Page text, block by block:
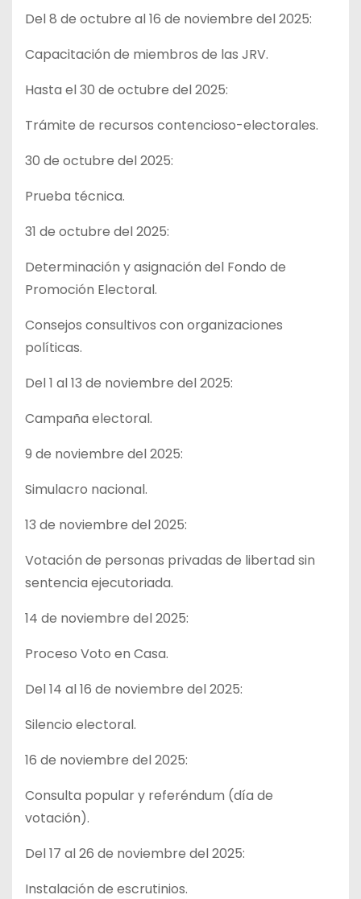
Del 8 de octubre al 16 de noviembre del 2025:
Capacitación de miembros de las JRV.
Hasta el 30 de octubre del 2025:
Trámite de recursos contencioso-electorales.
30 de octubre del 2025:
Prueba técnica.
31 de octubre del 2025:
Determinación y asignación del Fondo de
Promoción Electoral.
Consejos consultivos con organizaciones
políticas.
Del 1 al 13 de noviembre del 2025:
Campaña electoral.
9 de noviembre del 2025:
Simulacro nacional.
13 de noviembre del 2025:
Votación de personas privadas de libertad sin
sentencia ejecutoriada.
14 de noviembre del 2025:
Proceso Voto en Casa.
Del 14 al 16 de noviembre del 2025:
Silencio electoral.
16 de noviembre del 2025:
Consulta popular y referéndum (día de
votación).
Del 17 al 26 de noviembre del 2025:
Instalación de escrutinios.